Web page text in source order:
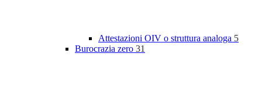
Attestazioni OIV o struttura analoga 5
Burocrazia zero 31